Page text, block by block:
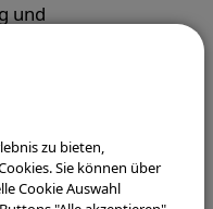
und
zu bieten,
Sie können über
Cookie Auswahl